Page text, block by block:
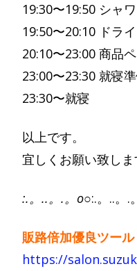
19:30〜19:50 シャ
19:50〜20:10 ドラ
20:10〜23:00 商品
23:00〜23:30 就寝
23:30〜就寝
以上です。
宜しくお願い致しま
:.。..。.。o○:.。..。.
販路倍加優良ツー
https://